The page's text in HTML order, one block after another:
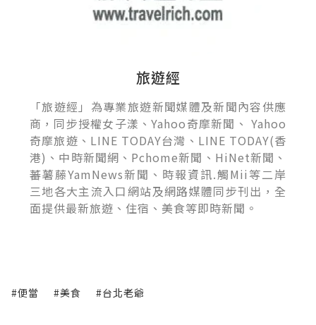
旅遊經
「旅遊經」為專業旅遊新聞媒體及新聞內容供應
商，同步授權女子漾、Yahoo奇摩新聞、 Yahoo
奇摩旅遊、LINE TODAY台灣、LINE TODAY(香
港)、中時新聞網、Pchome新聞、HiNet新聞、
蕃薯藤YamNews新聞、時報資訊.觸Mii等二岸
三地各大主流入口網站及網路媒體同步刊出，全
面提供最新旅遊、住宿、美食等即時新聞。
#便當 #美食 #台北老爺